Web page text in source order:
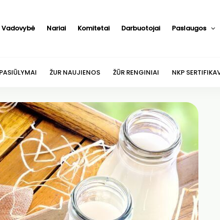
Vadovybė Nariai Komitetai Darbuotojai Paslaugos
ŽUR NAUJIENOS ŽŪR RENGINIAI NKP